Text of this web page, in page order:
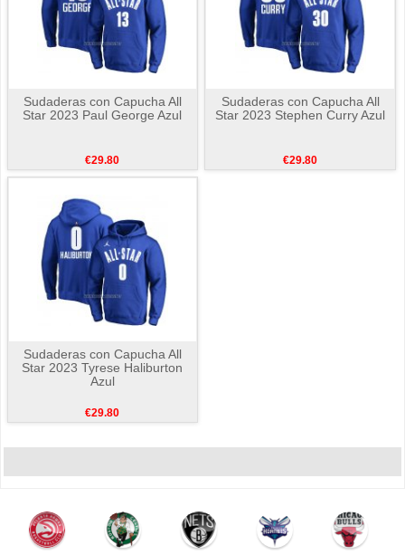
Sudaderas con Capucha All
Star 2023 Paul George Azul
€29.80
Sudaderas con Capucha All
Star 2023 Stephen Curry Azul
€29.80
Sudaderas con Capucha All
Star 2023 Tyrese Haliburton
Azul
€29.80